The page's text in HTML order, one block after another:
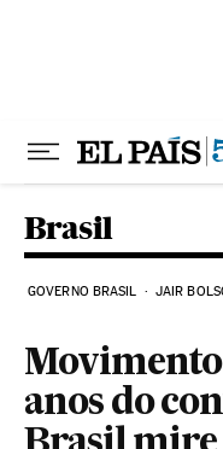
Brasil
GOVERNO BRASIL JAIR
anos do